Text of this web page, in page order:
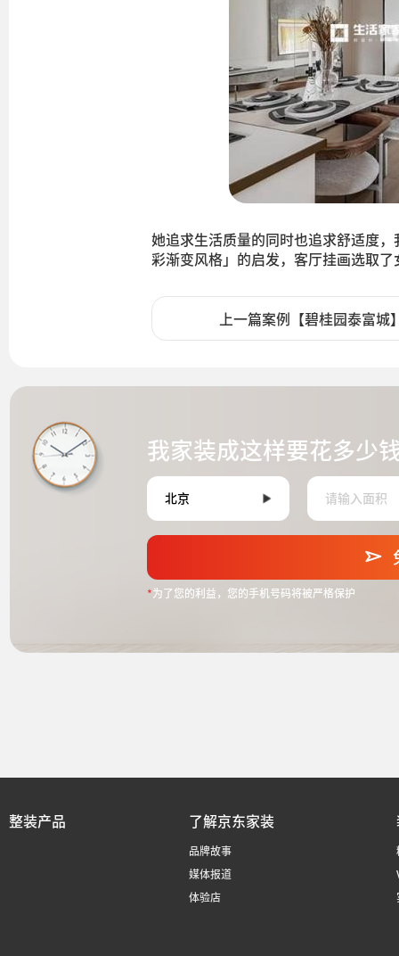
她追求生活质量的同时也追求舒适度
彩渐变风格」的启发，客厅挂画选取
上一篇案例【碧桂园泰富城
我家装成这样要花多少
*为了您的利益，您的手机号码将被严格保护
整装产品 了解京东家装
品牌故事
媒体报道
体验店